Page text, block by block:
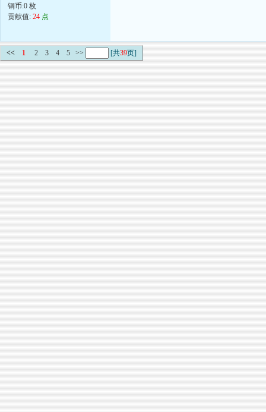
铜币:0 枚
贡献值: 24 点
<< 1 2 3 4 5 >> [共39页]